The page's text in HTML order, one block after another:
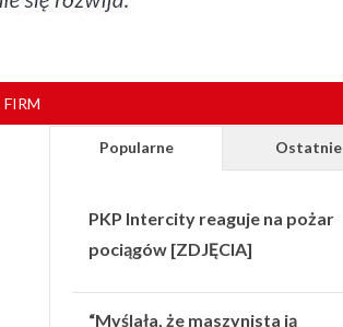
FIRM
Popularne Ostatnie
PKP Intercity reaguje na pożar
pociągów [ZDJĘCIA]
“Myślała, że maszynista ją